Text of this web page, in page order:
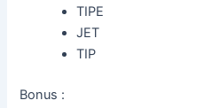
TIPE
JET
TIP
Bonus :